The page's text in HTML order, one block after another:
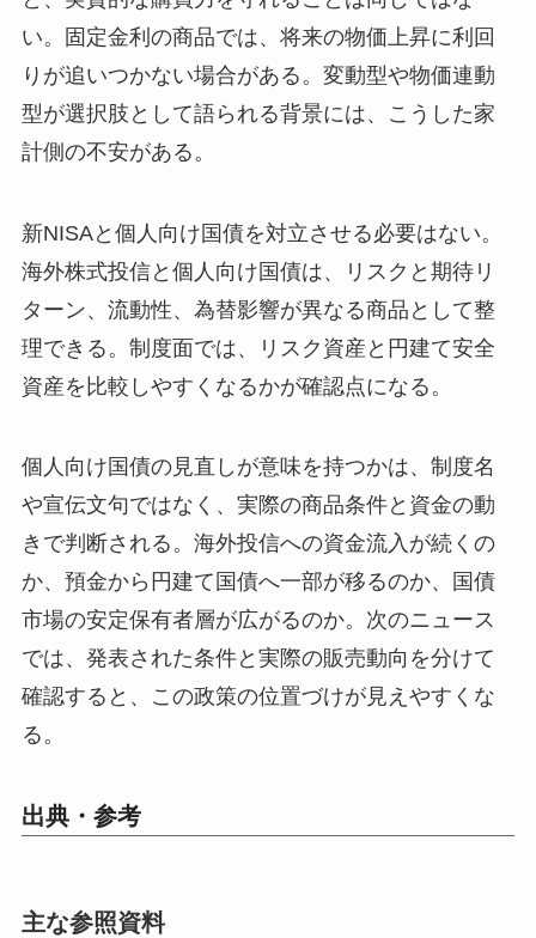
い。固定金利の商品では、将来の物価上昇に利回
りが追いつかない場合がある。変動型や物価連動
型が選択肢として語られる背景には、こうした家
計側の不安がある。
新NISAと個人向け国債を対立させる必要はない。
海外株式投信と個人向け国債は、リスクと期待リ
ターン、流動性、為替影響が異なる商品として整
理できる。制度面では、リスク資産と円建て安全
資産を比較しやすくなるかが確認点になる。
個人向け国債の見直しが意味を持つかは、制度名
や宣伝文句ではなく、実際の商品条件と資金の動
きで判断される。海外投信への資金流入が続くの
か、預金から円建て国債へ一部が移るのか、国債
市場の安定保有者層が広がるのか。次のニュース
では、発表された条件と実際の販売動向を分けて
確認すると、この政策の位置づけが見えやすくな
る。
出典・参考
主な参照資料